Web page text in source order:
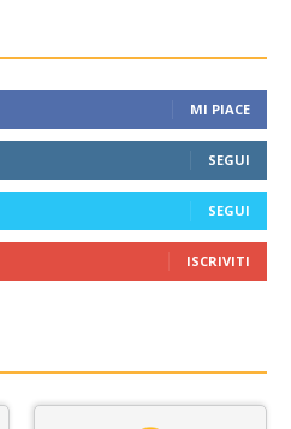
MI PIACE
SEGUI
SEGUI
ISCRIVITI